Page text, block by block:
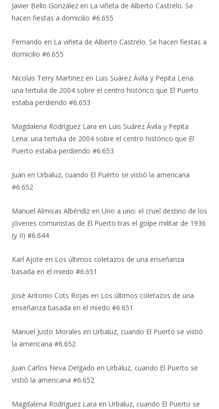
Javier Bello González en La viñeta de Alberto Castrelo. Se
hacen fiestas a domicilio #6.655
Fernando en La viñeta de Alberto Castrelo. Se hacen fiestas a
domicilio #6.655
Nicolas Terry Martinez en Luis Suárez Ávila y Pepita Lena:
una tertulia de 2004 sobre el centro histórico que El Puerto
estaba perdiendo #6.653
Magdalena Rodríguez Lara en Luis Suárez Ávila y Pepita
Lena: una tertulia de 2004 sobre el centro histórico que El
Puerto estaba perdiendo #6.653
Juan en Urbaluz, cuando El Puerto se vistió la americana
#6.652
Manuel Almisas Albéndiz en Uno a uno: el cruel destino de los
jóvenes comunistas de El Puerto tras el golpe militar de 1936
(y II) #6.644
Karl Ajote en Los últimos coletazos de una enseñanza
basada en el miedo #6.651
José Antonio Cots Rojas en Los últimos coletazos de una
enseñanza basada en el miedo #6.651
Manuel Justo Morales en Urbaluz, cuando El Puerto se vistió
la americana #6.652
Juan Carlos Neva Delgado en Urbaluz, cuando El Puerto se
vistió la americana #6.652
Magdalena Rodríguez Lara en Urbaluz, cuando El Puerto se